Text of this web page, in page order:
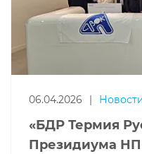
06.04.2026 |
«БДР Термия
Президиума